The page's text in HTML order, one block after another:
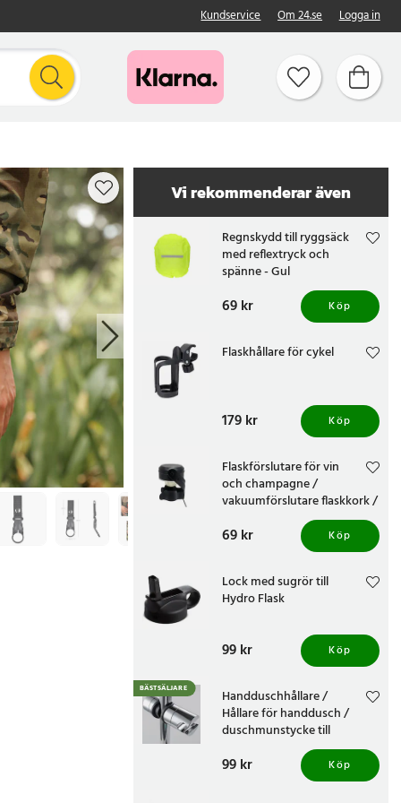
Kundservice Om 24.se Logga in
Vi rekommenderar även
Regnskydd till ryggsäck
med reflextryck och
spänne - Gul
Pris:69 kr
69 kr Köp
Flaskhållare för cykel
Pris :179 kr
179 kr Köp
Flaskförslutare för vin
och champagne /
vakuumförslutare flaskkork /
återförslutningsbar kork
Pris:69 kr
69 kr Köp
Lock med sugrör till
Hydro Flask
Pris:99 kr
99 kr Köp
BÄSTSÄLJARE
Handduschhållare /
Hållare för handdusch /
duschmunstycke till
Pris:99 kr
99 kr Köp